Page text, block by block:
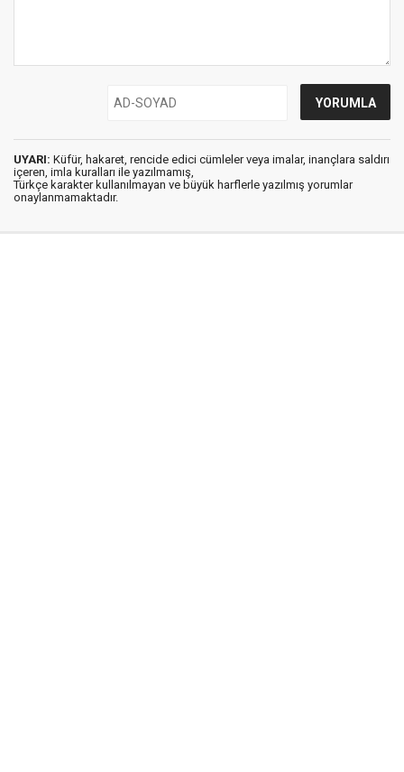
UYARI: Küfür, hakaret, rencide edici cümleler veya imalar, inançlara saldırı
içeren, imla kuralları ile yazılmamış,
Türkçe karakter kullanılmayan ve büyük harflerle yazılmış yorumlar
onaylanmamaktadır.